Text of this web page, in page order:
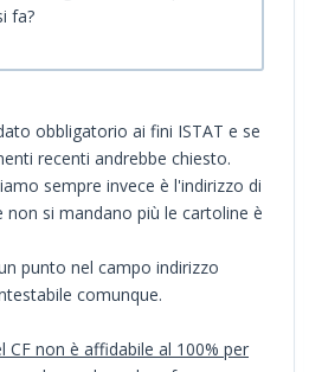
fa?
obbligatorio ai fini ISTAT e se
recenti andrebbe chiesto.
sempre invece è l'indirizzo di
non si mandano più le cartoline è
punto nel campo indirizzo
comunque.
CF non è affidabile al 100% per